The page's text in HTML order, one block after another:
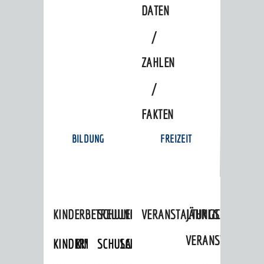
DATEN
/
ZAHLEN
/
FAKTEN
BILDUNG
KINDERBETREUUNG
KINDERTAGESPFLEGE
KINDERKRIPPEN
SCHULEN
SCHULARTEN
SCHULVERWALTUNG
FREIZEIT
VERANSTALTUNGSKALENDER
JÄHRLICHE